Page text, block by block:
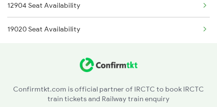
2171 Ltt Hw Ac Spl
2172 Hw Ltt Sf Ac Spl
2401 Kota Ddn Spl
12904 Seat Availability
19020 Seat Availability
Confirmtkt.com is official partner of IRCTC to book IRCTC
train tickets and Railway train enquiry